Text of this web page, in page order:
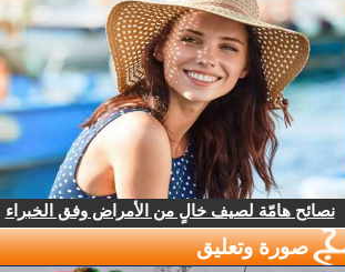
نصائح هامّة لصيف خالٍ من الأمراض وفق الخبراء
صورة وتعليق